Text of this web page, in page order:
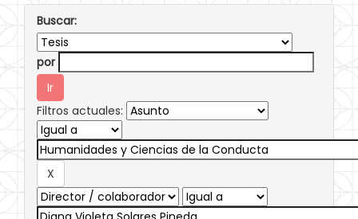
Buscar:
por
Filtros actuales: